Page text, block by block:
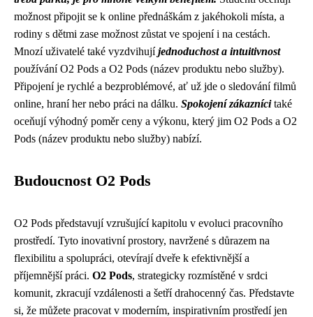
možnost připojit se k online přednáškám z jakéhokoli místa, a
rodiny s dětmi zase možnost zůstat ve spojení i na cestách.
Mnozí uživatelé také vyzdvihujíjednoduchost a intuitivnost
používání O2 Pods a O2 Pods (název produktu nebo služby).
Připojení je rychlé a bezproblémové, ať už jde o sledování filmů
online, hraní her nebo práci na dálku. Spokojení zákaznícitaké
oceňují výhodný poměr ceny a výkonu, který jim O2 Pods a O2
Pods (název produktu nebo služby) nabízí.
Budoucnost O2 Pods
O2 Pods představují vzrušující kapitolu v evoluci pracovního
prostředí. Tyto inovativní prostory, navržené s důrazem na
flexibilitu a spolupráci, otevírají dveře k efektivnější a
příjemnější práci. O2 Pods, strategicky rozmístěné v srdci
komunit, zkracují vzdálenosti a šetří drahocenný čas. Představte
si, že můžete pracovat v moderním, inspirativním prostředí jen